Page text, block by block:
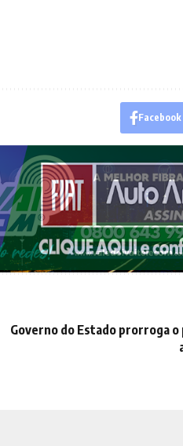
Facebook
Governo do Estado prorroga o